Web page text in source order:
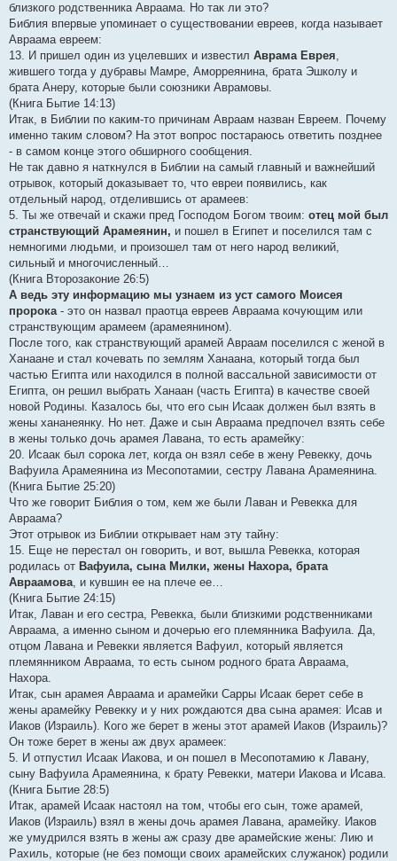
щ
е
и
е
близкого родственника Авраама. Но так ли это?
Библия впервые упоминает о существовании евреев, когда называет
Авраама евреем:
13. И пришел один из уцелевших и известил Аврама Еврея,
жившего тогда у дубравы Мамре, Аморреянина, брата Эшколу и
брата Анеру, которые были союзники Аврамовы.
(Книга Бытие 14:13)
Итак, в Библии по каким-то причинам Авраам назван Евреем. Почему
именно таким словом? На этот вопрос постараюсь ответить позднее
- в самом конце этого обширного сообщения.
Не так давно я наткнулся в Библии на самый главный и важнейший
отрывок, который доказывает то, что евреи появились, как
отдельный народ, отделившись от арамеев:
5. Ты же отвечай и скажи пред Господом Богом твоим: отец мой был
странствующий Арамеянин, и пошел в Египет и поселился там с
немногими людьми, и произошел там от него народ великий,
сильный и многочисленный…
(Книга Второзаконие 26:5)
А ведь эту информацию мы узнаем из уст самого Моисея
пророка - это он назвал праотца евреев Авраама кочующим или
странствующим арамеем (арамеянином).
После того, как странствующий арамей Авраам поселился с женой в
Ханаане и стал кочевать по землям Ханаана, который тогда был
частью Египта или находился в полной вассальной зависимости от
Египта, он решил выбрать Ханаан (часть Египта) в качестве своей
новой Родины. Казалось бы, что его сын Исаак должен был взять в
жены хананеянку. Но нет. Даже и сын Авраама предпочел взять себе
в жены только дочь арамея Лавана, то есть арамейку:
20. Исаак был сорока лет, когда он взял себе в жену Ревекку, дочь
Вафуила Арамеянина из Месопотамии, сестру Лавана Арамеянина.
(Книга Бытие 25:20)
Что же говорит Библия о том, кем же были Лаван и Ревекка для
Авраама?
Этот отрывок из Библии открывает нам эту тайну:
15. Еще не перестал он говорить, и вот, вышла Ревекка, которая
родилась от Вафуила, сына Милки, жены Нахора, брата
Авраамова, и кувшин ее на плече ее…
(Книга Бытие 24:15)
Итак, Лаван и его сестра, Ревекка, были близкими родственниками
Авраама, а именно сыном и дочерью его племянника Вафуила. Да,
отцом Лавана и Ревекки является Вафуил, который является
племянником Авраама, то есть сыном родного брата Авраама,
Нахора.
Итак, сын арамея Авраама и арамейки Сарры Исаак берет себе в
жены арамейку Ревекку и у них рождаются два сына арамея: Исав и
Иаков (Израиль). Кого же берет в жены этот арамей Иаков (Израиль)?
Он тоже берет в жены аж двух арамеек:
5. И отпустил Исаак Иакова, и он пошел в Месопотамию к Лавану,
сыну Вафуила Арамеянина, к брату Ревекки, матери Иакова и Исава.
(Книга Бытие 28:5)
Итак, арамей Исаак настоял на том, чтобы его сын, тоже арамей,
Иаков (Израиль) взял в жены дочь арамея Лавана, арамейку. Иаков
же умудрился взять в жены аж сразу две арамейские жены: Лию и
Рахиль, которые (не без помощи своих арамейских служанок) родили